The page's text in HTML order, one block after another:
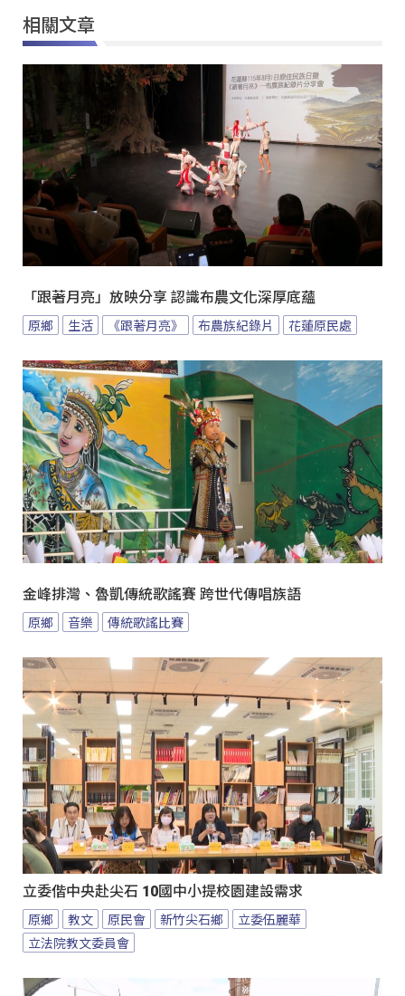
相關文章
「跟著月亮」放映分享 認識布農文化深厚底蘊
原鄉 生活 《跟著月亮》 布農族紀錄片 花蓮原民處
金峰排灣、魯凱傳統歌謠賽 跨世代傳唱族語
原鄉 音樂 傳統歌謠比賽
立委偕中央赴尖石 10國中小提校園建設需求
原鄉 教文 原民會 新竹尖石鄉
立委伍麗華
立法院教文委員會